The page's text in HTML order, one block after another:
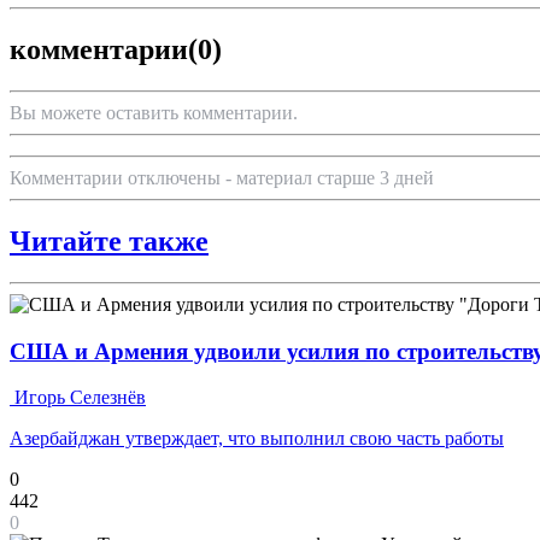
комментарии(0)
Вы можете оставить комментарии.
Комментарии отключены - материал старше 3 дней
Читайте также
США и Армения удвоили усилия по
Игорь Селезнёв
Азербайджан утверждает, что выполнил свою часть работы
0
442
0